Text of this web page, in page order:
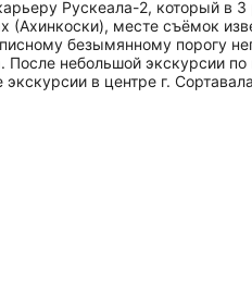
Рускеала-2, который в
месте съёмок
безымянному порогу
небольшой экскурсии
в центре г.